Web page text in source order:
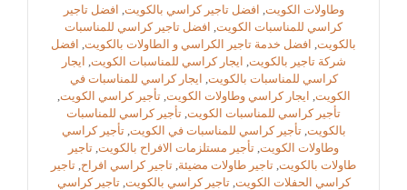
وطاولات الكويت
افضل تاجير كراسي بالكويت
افضل تاجير
كراسي للمناسبات الكويت
افضل تاجير كراسي للمناسبات
بالكويت
افضل خدمة تاجير الكراسي و الطاولات بالكويت
افضل
شركة تاجير بالكويت
ايجار كراسي للمناسبات الكويت
ايجار
كراسي للمناسبات بالكويت
ايجار كراسي للمناسبات في
الكويت
ايجار كراسي وطاولات الكويت ,تأجير كراسي الكويت
تأجير كراسي للمناسبات الكويت تأجير كراسي للمناسبات
بالكويت ,تأجير كراسي للمناسبات في الكويت ,تأجير كراسي
وطاولات الكويت تأجير مستلزمات الافراح بالكويت تاجير
طاولات بالكويت تاجير طاولات مضيئة تاجير كراسي افراح تاجير
كراسي الحفلات الكويت ,تاجير كراسي بالكويت ,تاجير كراسي